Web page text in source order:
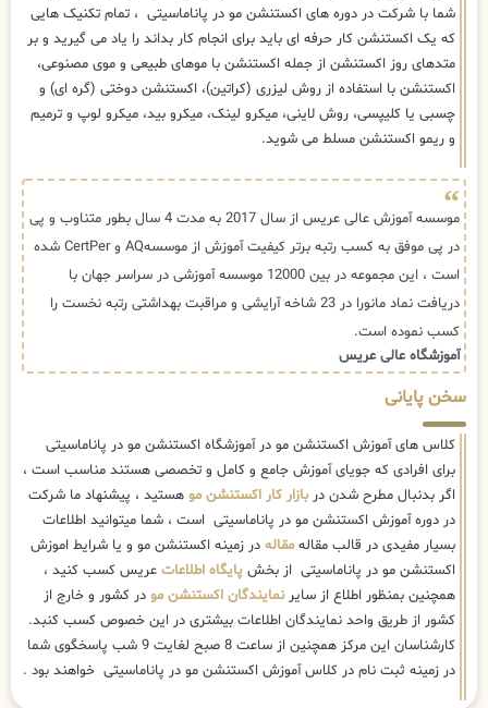
شما با شرکت در دوره های اکستنشن مو در پاناماسیتی ، تمام تکنیک هایی
که یک اکستنشن کار حرفه ای باید برای انجام کار بداند را یاد می گیرید و بر
متدهای روز اکستنشن از جمله اکستنشن با موهای طبیعی و موی مصنوعی،
اکستنشن با استفاده از روش لیزری (کراتین)، اکستنشن دوختی (گره ای) و
چسبی یا کلیپسی، روش لاینی، میکرو لینک، میکرو بید، میکرو لوپ و ترمیم
و ریمو اکستنشن مسلط می شوید.
موسسه آموزش عالی عریس از سال 2017 به مدت 4 سال بطور متناوب و پی
در پی موفق به کسب رتبه برتر کیفیت آموزش از موسسهAQ و CertPer شده
است ، این مجموعه در بین 12000 موسسه آموزشی در سراسر جهان با
دریافت نماد مانورا در 23 شاخه آرایشی و مراقبت بهداشتی رتبه نخست را
کسب نموده است.
آموزشگاه عالی عریس
سخن پایانی
کلاس های آموزش اکستنشن مو در آموزشگاه اکستنشن مو در پاناماسیتی
برای افرادی که جویای آموزش جامع و کامل و تخصصی هستند مناسب است ،
اگر بدنبال مطرح شدن دربازار کار اکستنشن مو هستید ، پیشنهاد ما شرکت
در دوره آموزش اکستنشن مو در پاناماسیتی است ، شما میتوانید اطلاعات
بسیار مفیدی در قالب مقاله مقاله در زمینه اکستنشن مو و یا شرایط اموزش
اکستنشن مو در پاناماسیتی از بخش پایگاه اطلاعات عریس کسب کنید ،
همچنین بمنظور اطلاع از سایرنمایندگان اکستنشن مو در کشور و خارج از
کشور از طریق واحد نمایندگان اطلاعات بیشتری در این خصوص کسب کنبد.
کارشناسان این مرکز همچنین از ساعت 8 صبح لغایت 9 شب پاسخگوی شما
در زمینه ثبت نام در کلاس آموزش اکستنشن مو در پاناماسیتی خواهند بود .